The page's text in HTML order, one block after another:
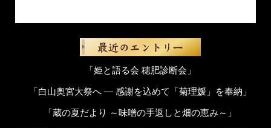
「姫と語る会 穂肥診断会」
「白山奥宮大祭へ ― 感謝を込めて「菊理媛」を奉納」
「蔵の夏だより ～味噌の手返しと畑の恵み～」